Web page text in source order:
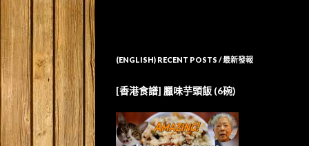
(ENGLISH) RECENT POSTS / 最新發報
[香港食譜] 臘味芋頭飯 (6碗)